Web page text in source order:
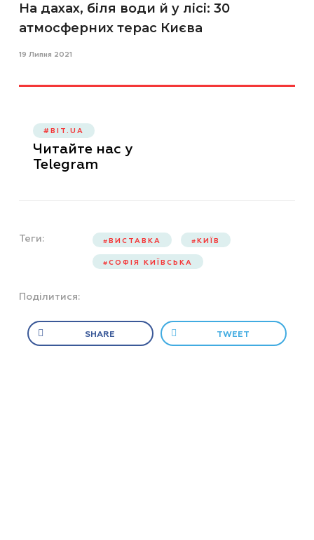
На дахах, біля води й у лісі: 30
атмосферних терас Києва
19 Липня 2021
#BIT.UA
Читайте нас у
Telegram
Теги: ВИСТАВКА КИЇВ
СОФІЯ КИЇВСЬКА
Поділитися:
SHARE TWEET